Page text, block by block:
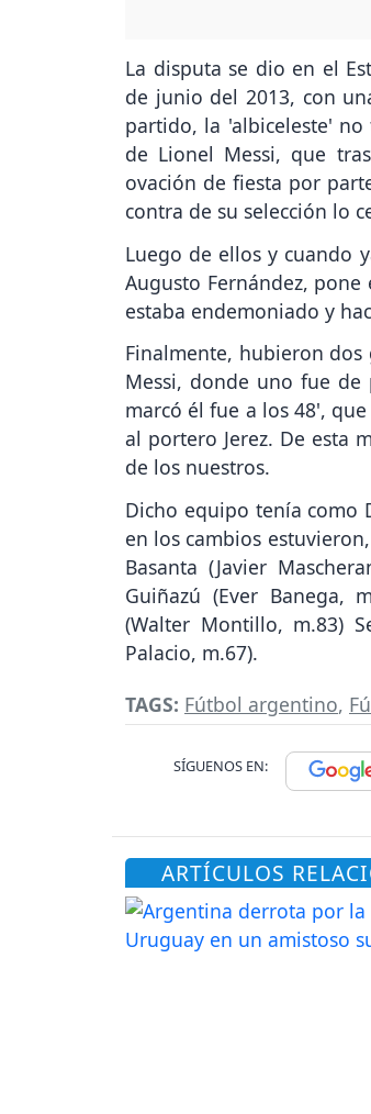
La disputa se dio en el
de junio del 2013, con
partido, la 'albiceleste'
de Lionel Messi, que
ovación de fiesta por
contra de su selección lo
Luego de ellos y cuando
Augusto Fernández,
estaba endemoniado y
Finalmente, hubieron
Messi, donde uno fue
marcó él fue a los 48',
al portero Jerez. De esta
de los nuestros.
Dicho equipo tenía como
en los cambios
Basanta (Javier
Guiñazú (Ever Banega,
(Walter Montillo, m.83)
Palacio, m.67).
TAGS: Fútbol argentino,
SÍGUENOS EN:
ARTÍCULOS